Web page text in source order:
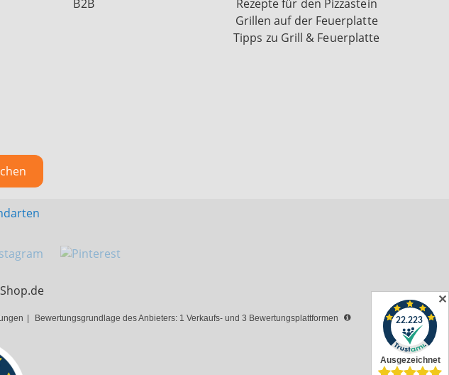
B2B
Rezepte für den Pizzastein
Grillen auf der Feuerplatte
Tipps zu Grill & Feuerplatte
Bewertungsgrundlage des Anbieters: 1 Verkaufs- und 3 Bewertungsplattformen
✕